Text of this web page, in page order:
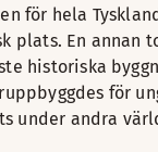
för hela
plats. En annan
historiska
för
under andra